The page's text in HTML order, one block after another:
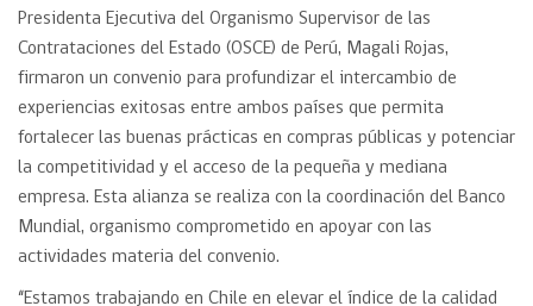
Presidenta Ejecutiva del Organismo Supervisor de las
Contrataciones del Estado (OSCE) de Perú, Magali Rojas,
firmaron un convenio para profundizar el intercambio de
experiencias exitosas entre ambos países que permita
fortalecer las buenas prácticas en compras públicas y potenciar
la competitividad y el acceso de la pequeña y mediana
empresa. Esta alianza se realiza con la coordinación del Banco
Mundial, organismo comprometido en apoyar con las
actividades materia del convenio.
“Estamos trabajando en Chile en elevar el índice de la calidad